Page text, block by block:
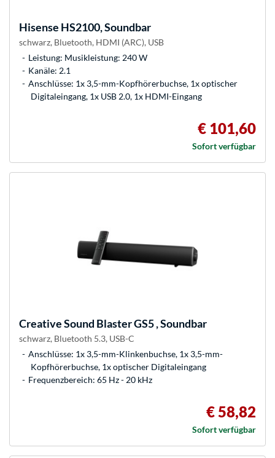
Hisense HS2100, Soundbar
schwarz, Bluetooth, HDMI (ARC), USB
Leistung: Musikleistung: 240 W
Kanäle: 2.1
Anschlüsse: 1x 3,5-mm-Kopfhörerbuchse, 1x optischer
Digitaleingang, 1x USB 2.0, 1x HDMI-Eingang
€ 101,60
Sofort verfügbar
CreativeSound Blaster GS5 , Soundbar
schwarz, Bluetooth 5.3, USB-C
Anschlüsse: 1x 3,5-mm-Klinkenbuchse, 1x 3,5-mm-
Kopfhörerbuchse, 1x optischer Digitaleingang
Frequenzbereich: 65 Hz - 20 kHz
€ 58,82
Sofort verfügbar